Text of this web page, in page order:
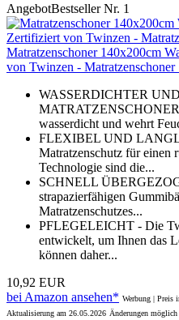
AngebotBestseller Nr. 1
Matratzenschoner 140x200cm
von Twinzen -
WASSERDICHTER
MATRATZENSCHONER
wasserdicht und wehrt
FLEXIBEL UND
Matratzenschutz für einen
Technologie sind die...
SCHNELL
strapazierfähigen
Matratzenschutzes...
PFLEGELEICHT - Die
entwickelt, um Ihnen das
können daher...
10,92 EUR
bei Amazon ansehen* Werbung | Preis
Aktualisierung am 26.05.2026 Änderungen